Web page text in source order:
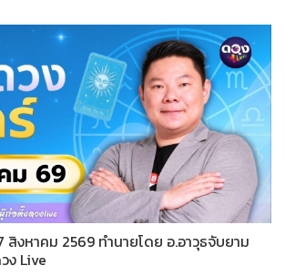
สิงหาคม 2569 ทำนายโดย อ.อาวุธจับยาม
ง Live